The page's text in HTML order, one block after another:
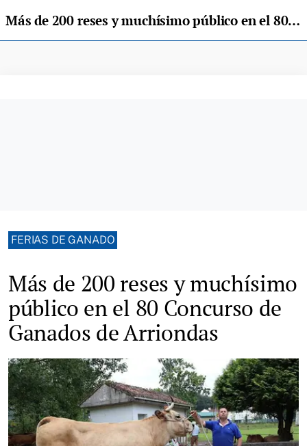
Más de 200 reses y muchísimo público en el 80 Concurso de Ganados de Arriondas
FERIAS DE GANADO
Más de 200 reses y muchísimo
público en el 80 Concurso de
Ganados de Arriondas